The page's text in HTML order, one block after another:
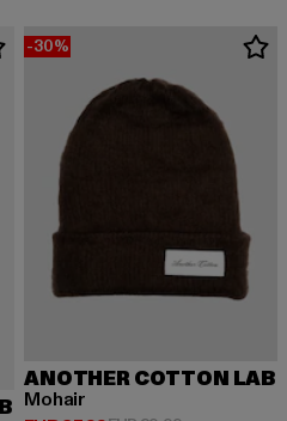
-30%
ANOTHER COTTON LAB
Mohair